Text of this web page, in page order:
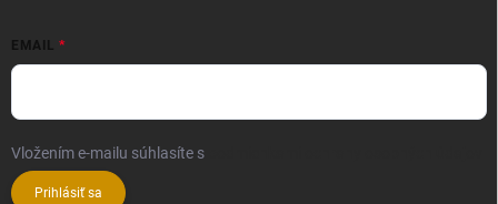
EMAIL
Vložením e-mailu súhlasíte s
Prihlásiť sa